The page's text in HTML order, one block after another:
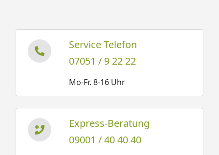
Service Telefon
07051 / 9 22 22
Mo-Fr. 8-16 Uhr
Express-Beratung
09001 / 40 40 40